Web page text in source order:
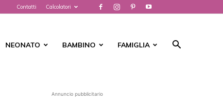
Contatti Calcolatori
NEONATO BAMBINO FAMIGLIA
Annuncio pubblicitario